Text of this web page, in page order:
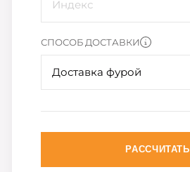
СПОСОБ ДОСТАВКИ
Доставка фурой
РАССЧИТАТЬ